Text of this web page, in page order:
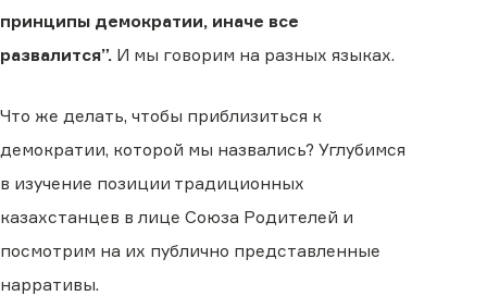
принципы демократии, иначе все
развалится”. И мы говорим на разных языках.
Что же делать, чтобы приблизиться к
демократии, которой мы назвались? Углубимся
в изучение позиции традиционных
казахстанцев в лице Союза Родителей и
посмотрим на их публично представленные
нарративы.